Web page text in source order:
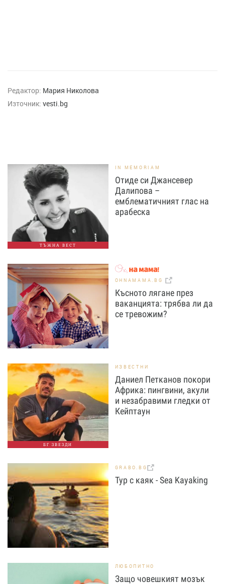
Редактор: Мария Николова
Източник: vesti.bg
ТЪЖНА ВЕСТ
IN MEMORIAM
Отиде си Джансевер
Далипова –
емблематичният глас на
арабеска
OHNAMAMA.BG
Късното лягане през
ваканцията: трябва ли да
се тревожим?
БГ ЗВЕЗДИ
ИЗВЕСТНИ
Даниел Петканов покори
Африка: пингвини, акули
и незабравими гледки от
Кейптаун
GRABO.BG
Тур с каяк - Sea Kayaking
ЛЮБОПИТНО
Защо човешкият мозък